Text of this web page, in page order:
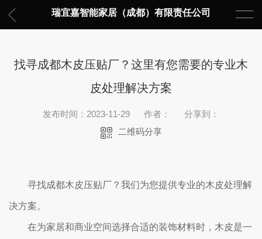
瑞宜嘉智能家居（成都）有限责任公司
找寻成都木皮压贴厂？这里有您需要的专业木
皮处理解决方案
发布时间：2023-11-29 作者：
分享到：
二维码分享
寻找成都木皮压贴厂？我们为您提供专业的木皮处理解
决方案。
在为家居和商业空间选择合适的装饰材料时，木皮是一